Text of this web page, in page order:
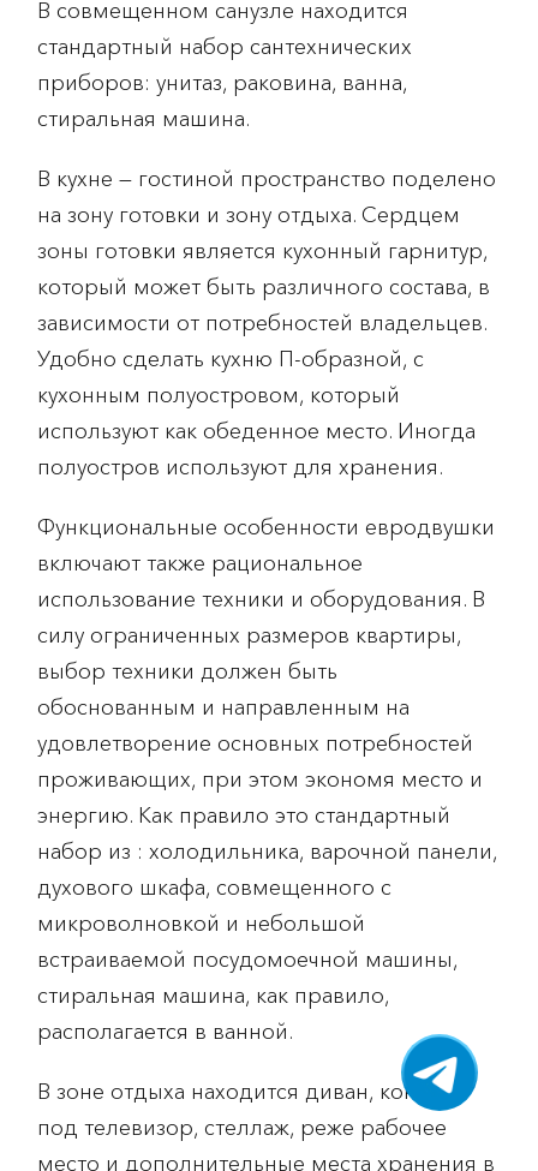
В совмещенном санузле находится
стандартный набор сантехнических
приборов: унитаз, раковина, ванна,
стиральная машина.
В кухне — гостиной пространство поделено
на зону готовки и зону отдыха. Сердцем
зоны готовки является кухонный гарнитур,
который может быть различного состава, в
зависимости от потребностей владельцев.
Удобно сделать кухню П-образной, с
кухонным полуостровом, который
используют как обеденное место. Иногда
полуостров используют для хранения.
Функциональные особенности евродвушки
включают также рациональное
использование техники и оборудования. В
силу ограниченных размеров квартиры,
выбор техники должен быть
обоснованным и направленным на
удовлетворение основных потребностей
проживающих, при этом экономя место и
энергию. Как правило это стандартный
набор из : холодильника, варочной панели,
духового шкафа, совмещенного с
микроволновкой и небольшой
встраиваемой посудомоечной машины,
стиральная машина, как правило,
располагается в ванной.
В зоне отдыха находится диван, консоль
под телевизор, стеллаж, реже рабочее
место и дополнительные места хранения в